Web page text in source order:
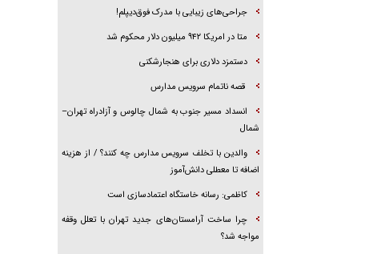
جراحی‌های زیبایی با مدرک فوق‌دیپلم!
متا در امریکا ۹۴۲ میلیون دلار محکوم شد
دستمزد دلاری برای هنجارشکنی
قصه ناتمام سرویس مدارس
انسداد مسیر جنوب به شمال چالوس و آزادراه تهران–
شمال
والدین با تخلف سرویس مدارس چه کنند؟ / از هزینه
اضافه تا معطلی دانش‌آموز
کاظمی: رسانه خاستگاه اعتمادسازی است
چرا ساخت آرامستان‌های جدید تهران با تعلل وقفه
مواجه شد؟